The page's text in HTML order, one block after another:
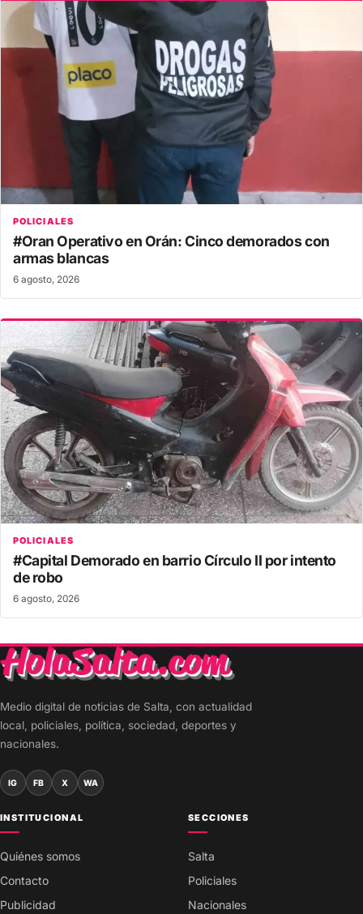
POLICIALES
#Oran Operativo en Orán: Cinco demorados con
armas blancas
6 agosto, 2026
POLICIALES
#Capital Demorado en barrio Círculo II por intento
de robo
6 agosto, 2026
Medio digital de noticias de Salta, con actualidad
local, policiales, política, sociedad, deportes y
nacionales.
IG FB X WA
INSTITUCIONAL
Quiénes somos
Contacto
Publicidad
SECCIONES
Salta
Policiales
Nacionales